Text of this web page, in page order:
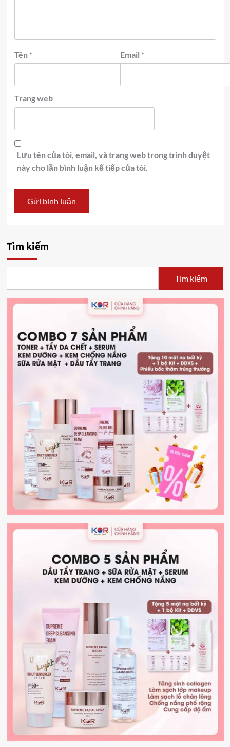
Tên * Email *
Trang web
Lưu tên của tôi, email, và trang web trong trình duyệt
này cho lần bình luận kế tiếp của tôi.
Tìm kiếm
Tìm kiếm